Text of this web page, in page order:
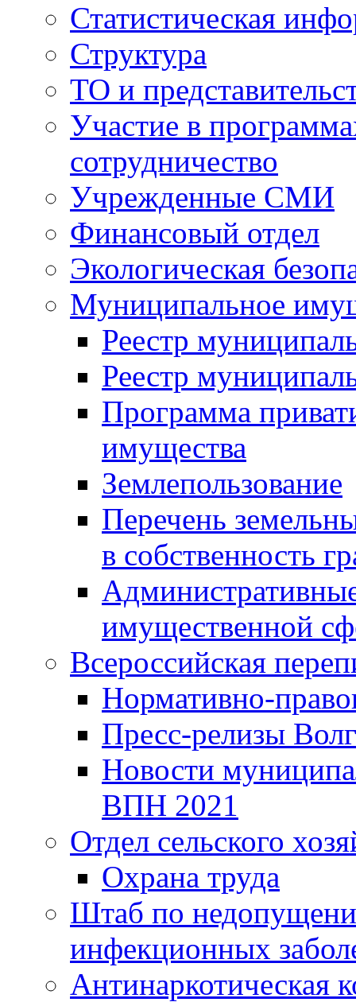
Статистическая
Структура
ТО и
Участие в
сотрудничество
Учрежденные СМИ
Финансовый отдел
Экологическая
Муниципальное
Реестр
Реестр
Программа
имущества
Землепользование
Перечень
в собственность
имущественной
Всероссийская
Нормативно-
Пресс-релизы
Новости
ВПН 2021
Отдел сельского
Охрана труда
Штаб по
инфекционных
Антинаркотическая